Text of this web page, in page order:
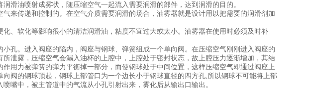
滑油喷射成雾状，随压缩空气一起流入需要润滑的部件，达到润滑的目的。
来传递和控制的。在空气介质需要润滑的场合，油雾器就是设计用以把需要的润滑剂加
、软化等影响很小的清洁润滑油，粘度不宜过大或太小。油雾器在使用时必须及时补
孔。进入阀座的陷内，阀座与钢球、弹簧组成一个单向阀。在压缩空气刚刚进入阀座的
泄露，压缩空气会漏入油杯的上腔中，上腔处于密封状态，故上腔压力逐渐增加，其结
用力被弹簧的弹力平衡掉一部分，而使钢球处于中间位置，这样压缩空气即通过阀座上
阀的钢球顶起，钢球上部管口为一个边长小于钢球直径的四方孔,所以钢球不可能将上部
嘴中，被主管道中的气流从小孔引射出来，雾化后从输出口输出。